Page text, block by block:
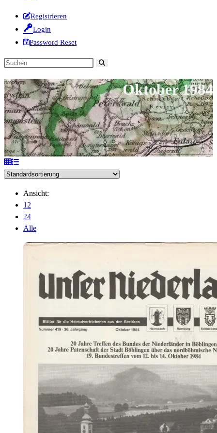
Registrieren
Login
Password Reset
Diese
durchsuchen
Oktober 1984
Ansicht:
12
24
Alle